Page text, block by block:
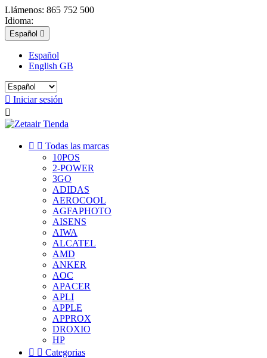
Llámenos: 865 752 500
Idioma:
Español 
Español
English GB
 Iniciar sesión

  Todas las marcas
10POS
2-POWER
3GO
ADIDAS
AEROCOOL
AGFAPHOTO
AISENS
AIWA
ALCATEL
AMD
ANKER
AOC
APACER
APLI
APPLE
APPROX
DROXIO
HP
  Categorias